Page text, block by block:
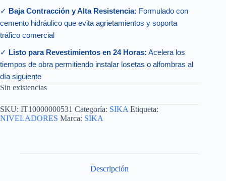
✓ Baja Contracción y Alta Resistencia: Formulado con
cemento hidráulico que evita agrietamientos y soporta
tráfico comercial
✓ Listo para Revestimientos en 24 Horas: Acelera los
tiempos de obra permitiendo instalar losetas o alfombras al
día siguiente
Sin existencias
SKU: IT10000000531 Categoría: SIKA Etiqueta:
NIVELADORES Marca: SIKA
Descripción